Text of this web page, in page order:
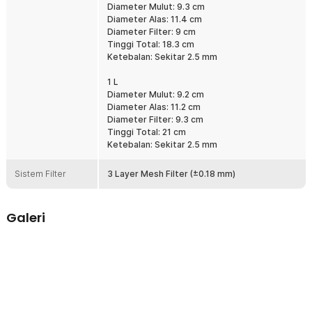
Kelengkapan Produk
Rincian yang Anda dapatkan untuk pembelian produk ini:
1 x ENOCH French Press Coffee Maker Pot Plunger 3 Layer Filter
Diameter Mulut: 9.3 cm
Diameter Alas: 11.4 cm
Diameter Filter: 9 cm
Tinggi Total: 18.3 cm
Ketebalan: Sekitar 2.5 mm
1 L
Diameter Mulut: 9.2 cm
Diameter Alas: 11.2 cm
Diameter Filter: 9.3 cm
Tinggi Total: 21 cm
Ketebalan: Sekitar 2.5 mm
Sistem Filter 3 Layer Mesh Filter (±0.18 mm)
Galeri